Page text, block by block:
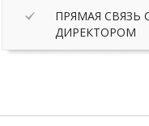
ПРЯМАЯ СВЯЗЬ
ДИРЕКТОРОМ